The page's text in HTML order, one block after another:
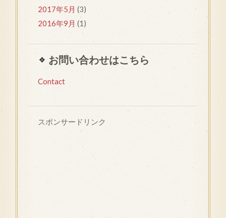
2017年5月 (3)
2016年9月 (1)
お問い合わせはこちら
Contact
スポンサードリンク